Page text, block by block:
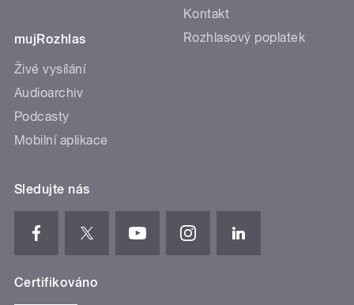
mujRozhlas
Živé vysílání
Audioarchiv
Podcasty
Mobilní aplikace
Kontakt
Rozhlasový poplatek
Sledujte nás
Certifikováno